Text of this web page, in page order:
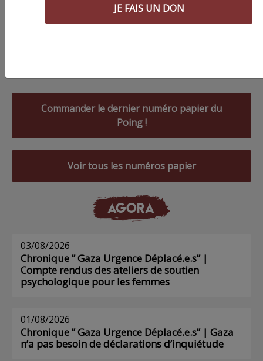
Commander le dernier numéro papier du
Poing !
Voir tous les numéros papier
AGORA
03/08/2026
Chronique ” Gaza Urgence Déplacé.e.s” |
Compte rendus des ateliers de soutien
psychologique pour les femmes
01/08/2026
Chronique ” Gaza Urgence Déplacé.e.s” | Gaza
n’a pas besoin de déclarations d’inquiétude
JE FAIS UN DON